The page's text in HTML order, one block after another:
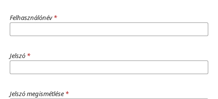
Felhasználónév*
Jelszó *
Jelszó megismétlése *